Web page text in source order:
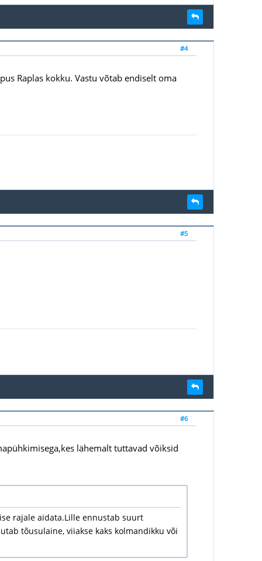
#4
Raplas kokku. Vastu võtab endiselt oma
#5
#6
lähemalt tuttavad võiksid
rajale aidata.Lille ennustab suurt
tõusulaine, viiakse kaks kolmandikku või